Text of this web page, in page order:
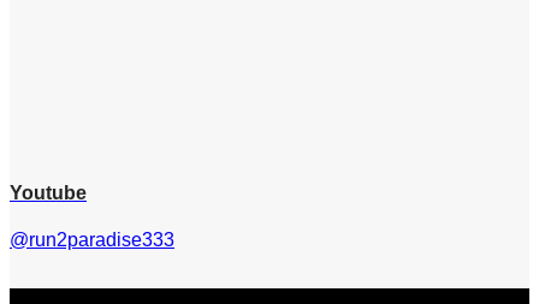
Youtube
@run2paradise333